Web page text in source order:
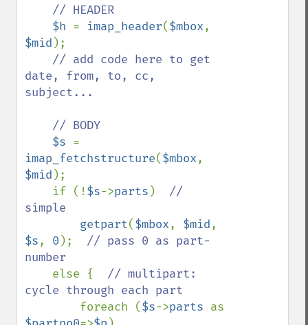
// HEADER
$h = imap_header($mbox
$mid );
// add code here to get
date, from, to, cc,
subject...
$s
imap_fetchstructure($mbox
$mid );
    if (!
$s->parts ) //
simple
getpart($mbox, $mid
$s, 0 ); // pass 0 as part-
number
else { // multipart:
cycle through each part
foreach ($s->parts